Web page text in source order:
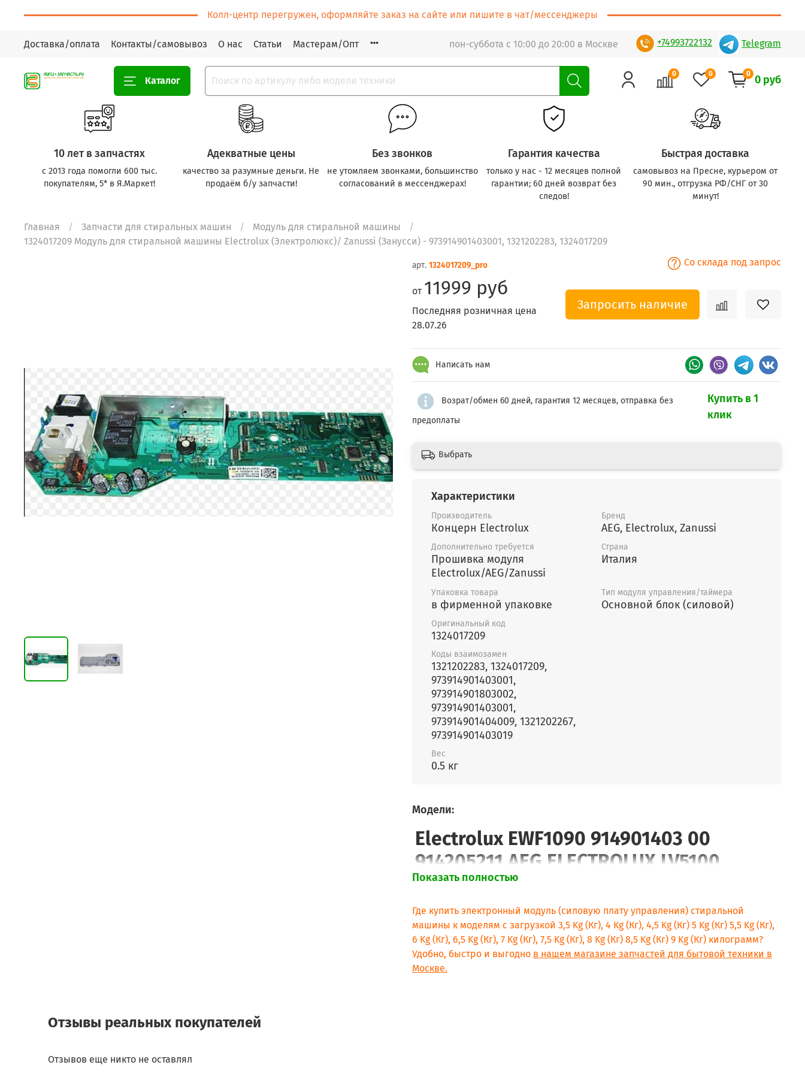
Колл-центр перегружен, оформляйте заказ на сайте или пишите в чат/мессенджеры
Доставка/оплата Контакты/самовывоз О нас Статьи Мастерам/Опт пон-суббота с 10:00 до 20:00 в Москве +74993722132 Telegram
Каталог
0 0 0 0 руб
10 лет в запчастях
с 2013 года помогли 600 тыс.
покупателям, 5* в Я.Маркет!
Адекватные цены
качество за разумные деньги. Не
продаём б/у запчасти!
Без звонков
не утомляем звонками, большинство
согласований в мессенджерах!
Гарантия качества
только у нас - 12 месяцев полной
гарантии; 60 дней возврат без
следов!
Быстрая доставка
самовывоз на Пресне, курьером от
90 мин., отгрузка РФ/СНГ от 30
минут!
Главная Запчасти для стиральных машин
Модуль для стиральной машины
1324017209 Модуль для стиральной машины Electrolux (Электролюкс)/ Zanussi (Занусси) - 973914901403001, 1321202283, 1324017209
арт. 1324017209_pro Со склада под запрос
от 11999 руб
Последняя розничная цена
28.07.26
Запросить наличие
Написать нам
Возрат/обмен 60 дней, гарантия 12 месяцев, отправка без
предоплаты
Купить в 1
клик
Выбрать
Характеристики
Производитель
Концерн Electrolux
Бренд
AEG, Electrolux, Zanussi
Дополнительно требуется
Прошивка модуля
Electrolux/AEG/Zanussi
Страна
Италия
Упаковка товара
в фирменной упаковке
Тип модуля управления/таймера
Основной блок (силовой)
Оригинальный код
1324017209
Коды взаимозамен
1321202283, 1324017209,
973914901403001,
973914901803002,
973914901403001,
973914901404009, 1321202267,
973914901403019
Вес
0.5 кг
Модели:
Electrolux EWF1090 914901403 00
914205211 AEG ELECTROLUX LV5100
914211144 AEG ELECTROLUX LV4100
914281142 AEG ELECTROLUX LV4060
914281143 AEG ELECTROLUX LV4080
914285209 AEG ELECTROLUX LV5080
914211118 ARTHURMARTINELUX AWF1040
Показать полностью
Где купить электронный модуль (силовую плату управления) стиральной
машины к моделям с загрузкой 3,5 Kg (Кг), 4 Kg (Кг), 4,5 Kg (Кг) 5 Kg (Кг) 5,5 Kg (Кг),
6 Kg (Кг), 6,5 Kg (Кг), 7 Kg (Кг), 7,5 Kg (Кг), 8 Kg (Кг) 8,5 Kg (Кг) 9 Kg (Кг) килограмм?
Удобно, быстро и выгодно в нашем магазине запчастей для бытовой техники в
Москве.
Отзывы реальных покупателей
Отзывов еще никто не оставлял